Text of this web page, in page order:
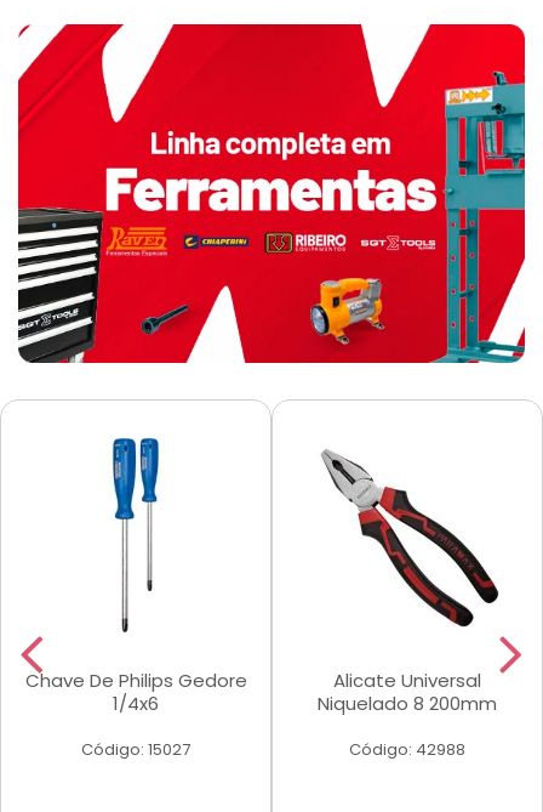
Chave De Philips Gedore
1/4x6
Código: 15027
Alicate Universal
Niquelado 8 200mm
Código: 42988